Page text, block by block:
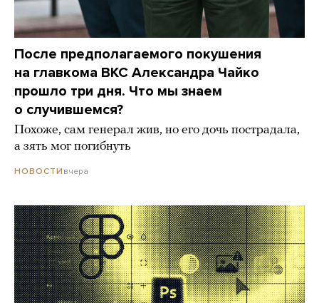
После предполагаемого покушения
на главкома ВКС Александра Чайко
прошло три дня. Что мы знаем
о случившемся?
Похоже, сам генерал жив, но его дочь пострадала,
а зять мог погибнуть
НОВОСТИ вчера